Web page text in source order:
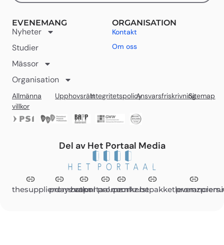
EVENEMANG
Nyheter
Studier
Mässor
Organisation
ORGANISATION
Kontakt
Om oss
Allmänna
villkor
UpphovsrättIntegritetspolicyAnsvarsfriskrivningSitemap
Del av Het Portaal Media
thesupplierdays.com
promzvak.nl
hetportaal.com
promz.nl
promz.be